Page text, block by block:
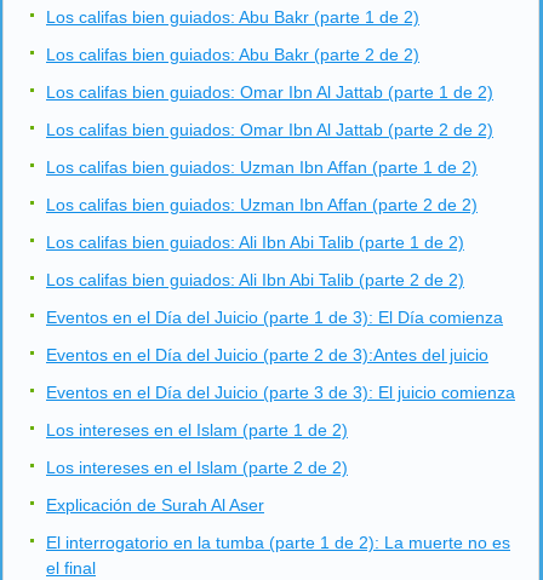
Los califas bien guiados: Abu Bakr (parte 1 de 2)
Los califas bien guiados: Abu Bakr (parte 2 de 2)
Los califas bien guiados: Omar Ibn Al Jattab (parte 1 de 2)
Los califas bien guiados: Omar Ibn Al Jattab (parte 2 de 2)
Los califas bien guiados: Uzman Ibn Affan (parte 1 de 2)
Los califas bien guiados: Uzman Ibn Affan (parte 2 de 2)
Los califas bien guiados: Ali Ibn Abi Talib (parte 1 de 2)
Los califas bien guiados: Ali Ibn Abi Talib (parte 2 de 2)
Eventos en el Día del Juicio (parte 1 de 3): El Día comienza
Eventos en el Día del Juicio (parte 2 de 3):Antes del juicio
Eventos en el Día del Juicio (parte 3 de 3): El juicio comienza
Los intereses en el Islam (parte 1 de 2)
Los intereses en el Islam (parte 2 de 2)
Explicación de Surah Al Aser
El interrogatorio en la tumba (parte 1 de 2): La muerte no es
el final